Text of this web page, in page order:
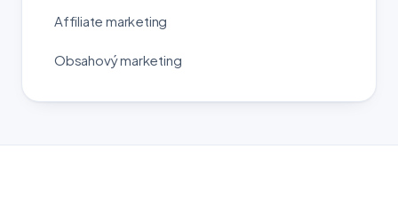
Affiliate marketing
Obsahový marketing